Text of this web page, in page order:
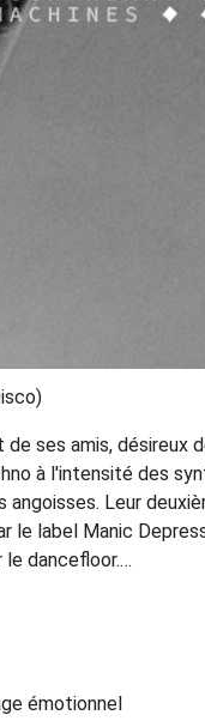
ses amis, désireux
à l'intensité des
Leur
le label Manic
dancefloor.…
émotionnel